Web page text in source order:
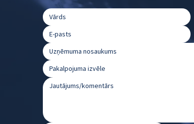
Pakalpojuma izvēle